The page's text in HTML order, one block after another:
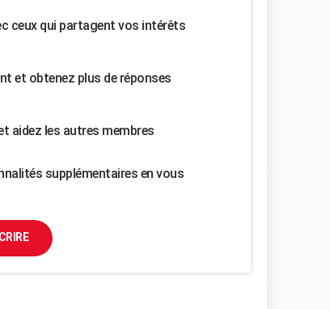
ceux qui partagent vos intérêts
et obtenez plus de réponses
aidez les autres membres
supplémentaires en vous